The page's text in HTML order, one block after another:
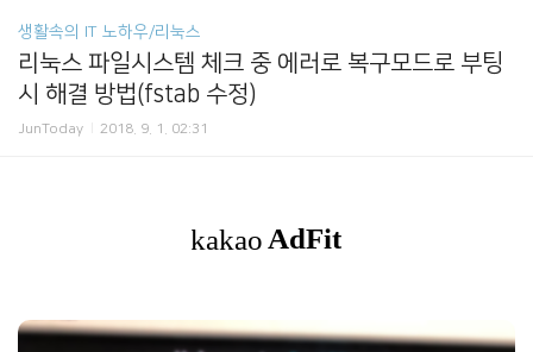
생활속의 IT 노하우/리눅스
리눅스 파일시스템 체크 중 에러로 복구모드로 부팅
시 해결 방법(fstab 수정)
JunToday 2018. 9. 1. 02:31